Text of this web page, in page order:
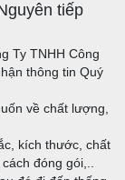
tiếp
Ty TNHH Công
thông tin Quý
về chất lượng,
kích thước, chất
đóng gói,..